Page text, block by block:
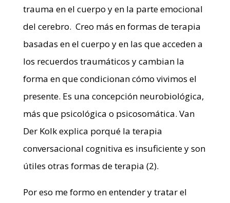
trauma en el cuerpo y en la parte emocional
del cerebro. Creo más en formas de terapia
basadas en el cuerpo y en las que acceden a
los recuerdos traumáticos y cambian la
forma en que condicionan cómo vivimos el
presente. Es una concepción neurobiológica,
más que psicológica o psicosomática. Van
Der Kolk explica porqué la terapia
conversacional cognitiva es insuficiente y son
útiles otras formas de terapia (2).
Por eso me formo en entender y tratar el